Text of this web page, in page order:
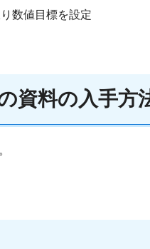
数値目標を設定
資料の入手方